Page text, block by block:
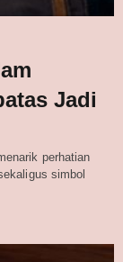
Jadi
perhatian
simbol